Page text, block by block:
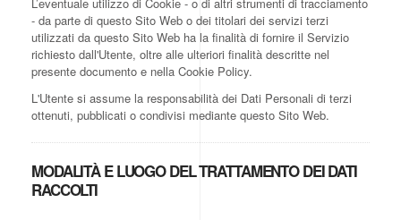
- da parte di questo Sito Web o dei titolari dei servizi terzi
utilizzati da questo Sito Web ha la finalità di fornire il Servizio
richiesto dall'Utente, oltre alle ulteriori finalità descritte nel
presente documento e nella Cookie Policy.
L'Utente si assume la responsabilità dei Dati Personali di terzi
ottenuti, pubblicati o condivisi mediante questo Sito Web.
MODALITÀ E LUOGO DEL TRATTAMENTO DEI DATI
RACCOLTI